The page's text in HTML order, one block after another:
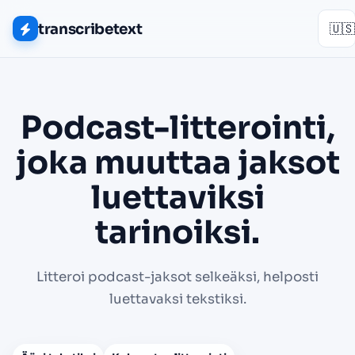
transcribetext 🇺🇸
Podcast-litterointi,
joka muuttaa jaksot
luettaviksi
tarinoiksi.
Litteroi podcast-jaksot selkeäksi, helposti
luettavaksi tekstiksi.